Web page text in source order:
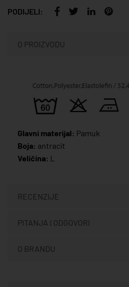
PODIJELI:
O PROIZVODU
Glavni materijal: Pamuk
Boja: antracit
Veličina: L
RECENZIJE
PITANJA I ODGOVORI
O BRANDU